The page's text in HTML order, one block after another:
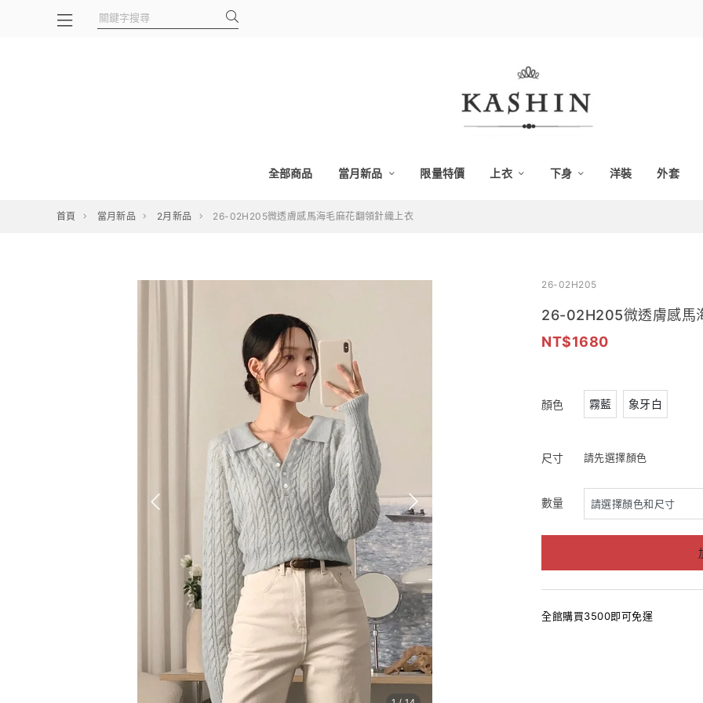
全部商品 當月新品 限量特價 上衣 下身 洋裝 外套
首頁 當月新品 2月新品 26-02H205微透膚感馬海毛麻花翻領針織上衣
26-02H205
26-02H205微透膚感馬
1680
顏色 霧藍 象牙白
尺寸 請先選擇顏色
數量
全館購買3500即可免運